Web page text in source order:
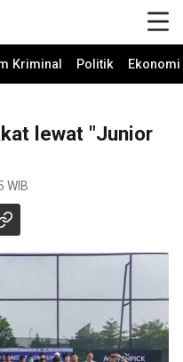
Kriminal Politik
lewat "Junior
WIB